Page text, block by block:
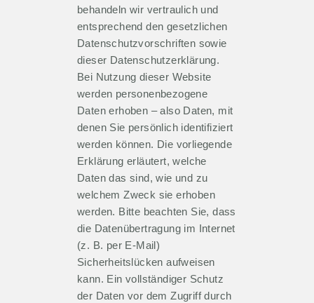
behandeln wir vertraulich und
entsprechend den gesetzlichen
Datenschutzvorschriften sowie
dieser Datenschutzerklärung.
Bei Nutzung dieser Website
werden personenbezogene
Daten erhoben – also Daten, mit
denen Sie persönlich identifiziert
werden können. Die vorliegende
Erklärung erläutert, welche
Daten das sind, wie und zu
welchem Zweck sie erhoben
werden. Bitte beachten Sie, dass
die Datenübertragung im Internet
(z. B. per E-Mail)
Sicherheitslücken aufweisen
kann. Ein vollständiger Schutz
der Daten vor dem Zugriff durch